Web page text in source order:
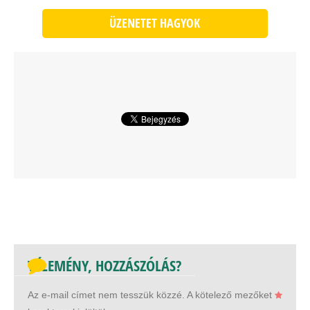
ÜZENETET HAGYOK
VÉLEMÉNY, HOZZÁSZÓLÁS?
Az e-mail címet nem tesszük közzé. A kötelező mezőket